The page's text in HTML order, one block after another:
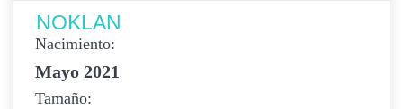
NOKLAN
Nacimiento:
Mayo 2021
Tamaño: